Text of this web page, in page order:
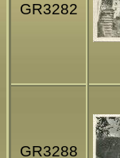
GR3282
GR3288